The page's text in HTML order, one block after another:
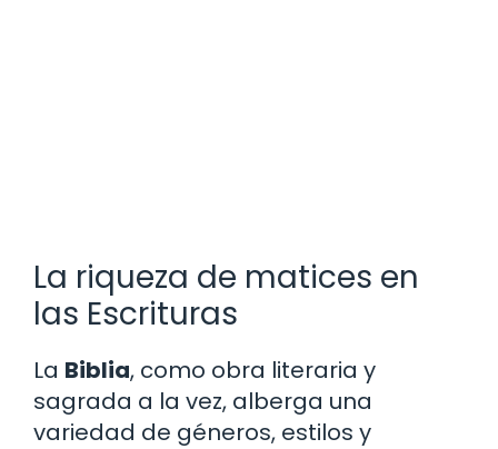
La riqueza de matices en
las Escrituras
La Biblia, como obra literaria y
sagrada a la vez, alberga una
variedad de géneros, estilos y